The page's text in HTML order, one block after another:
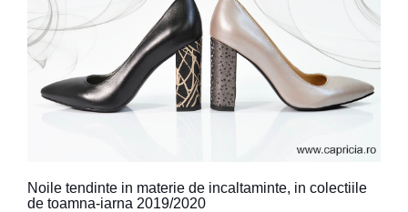
Noile tendinte in materie de incaltaminte, in colectiile
de toamna-iarna 2019/2020